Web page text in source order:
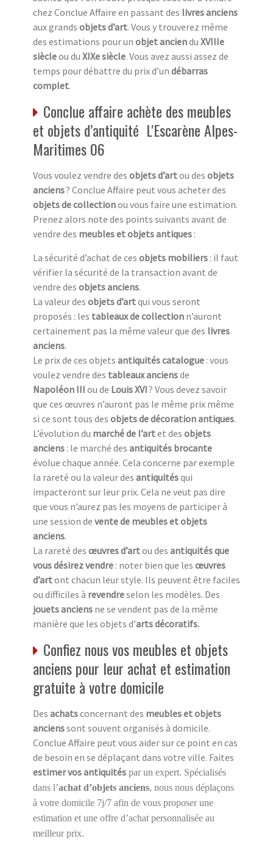
chez Conclue Affaire en passant des livres anciens
aux grands objets d’art. Vous y trouverez même
des estimations pour un objet anciendu XVIIIe
siècleou du XIXe siècle. Vous avez aussi assez de
temps pour débattre du prix d’un débarras
complet.
Conclue affaire achète des meubles
et objets d’antiquité L'Escarène Alpes-
Maritimes 06
Vous voulez vendre des objets d’artou des objets
anciens? Conclue Affaire peut vous acheter des
objets de collectionou vous faire une estimation.
Prenez alors note des points suivants avant de
vendre des meubles et objets antiques :
La sécurité d’achat de ces objets mobiliers : il faut
vérifier la sécurité de la transaction avant de
vendre des objets anciens.
La valeur des objets d’artqui vous seront
proposés : les tableaux de collection n’auront
certainement pas la même valeur que des livres
anciens.
Le prix de ces objets antiquités catalogue : vous
voulez vendre des tableaux anciensde
Napoléon III ou de Louis XVI? Vous devez savoir
que ces œuvres n’auront pas le même prix même
si ce sont tous des objets de décoration antiques.
L’évolution du marché de l’artet des objets
anciens : le marché des antiquités brocante
évolue chaque année. Cela concerne par exemple
la rareté ou la valeur des antiquitésqui
impacteront sur leur prix. Cela ne veut pas dire
que vous n’aurez pas les moyens de participer à
une session de vente de meubles et objets
anciens.
La rareté des œuvres d’artou des antiquités que
vous désirez vendre : noter bien que les œuvres
d’artont chacun leur style. Ils peuvent être faciles
ou difficiles à revendreselon les modèles. Des
jouets anciens ne se vendent pas de la même
manière que les objets d’arts décoratifs.
Confiez nous vos meubles et objets
anciens pour leur achat et estimation
gratuite à votre domicile
Des achatsconcernant des meubles et objets
ancienssont souvent organisés à domicile.
Conclue Affaire peut vous aider sur ce point en cas
de besoin en se déplaçant dans votre ville. Faites
estimer vos antiquités par un expert. Spécialisés
dans l’achat d’objets anciens, nous nous déplaçons
à votre domicile 7j/7 afin de vous proposer une
estimation et une offre d’achat personnalisée au
meilleur prix.